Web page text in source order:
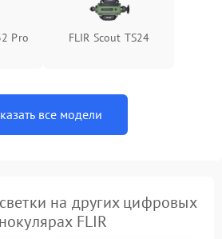
Pro FLIR Scout TS24
все модели
на других цифровых
FLIR